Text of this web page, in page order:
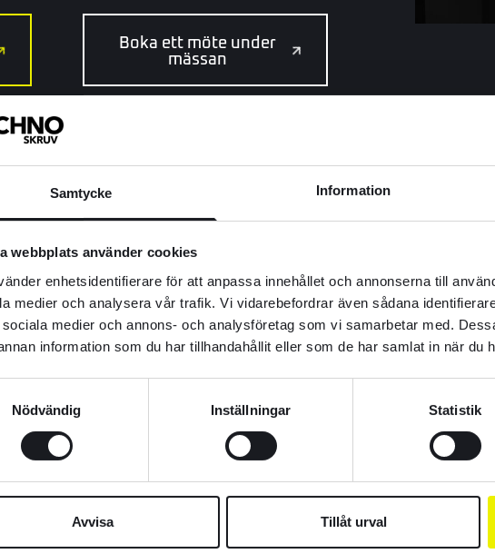
Samtycke Information
webbplats använder cookies
enhetsidentifierare för att anpassa innehållet och annonserna till
medier och analysera vår trafik. Vi vidarebefordrar även sådana
medier och annons- och analysföretag som vi samarbetar med.
information som du har tillhandahållit eller som de har samlat in när du
Nödvändig
Inställningar Statistik
Avvisa Tillåt urval
Boka ett möte under
mässan
får tid att utvecklas
Swedrive och Techno Skruv. Genom årens
– och vardagen förenklats.
Hör
från
tillförlitliga
dialoger –
enkelhet